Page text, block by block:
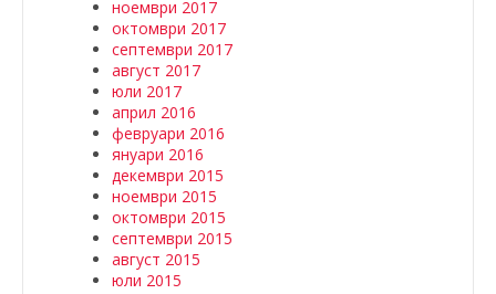
ноември 2017
октомври 2017
септември 2017
август 2017
юли 2017
април 2016
февруари 2016
януари 2016
декември 2015
ноември 2015
октомври 2015
септември 2015
август 2015
юли 2015